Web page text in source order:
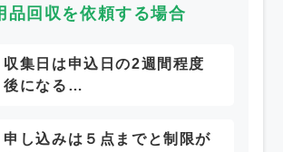
品回収を依頼する場合
収集日は申込日の2週間程度
後になる…
申し込みは５点までと制限が